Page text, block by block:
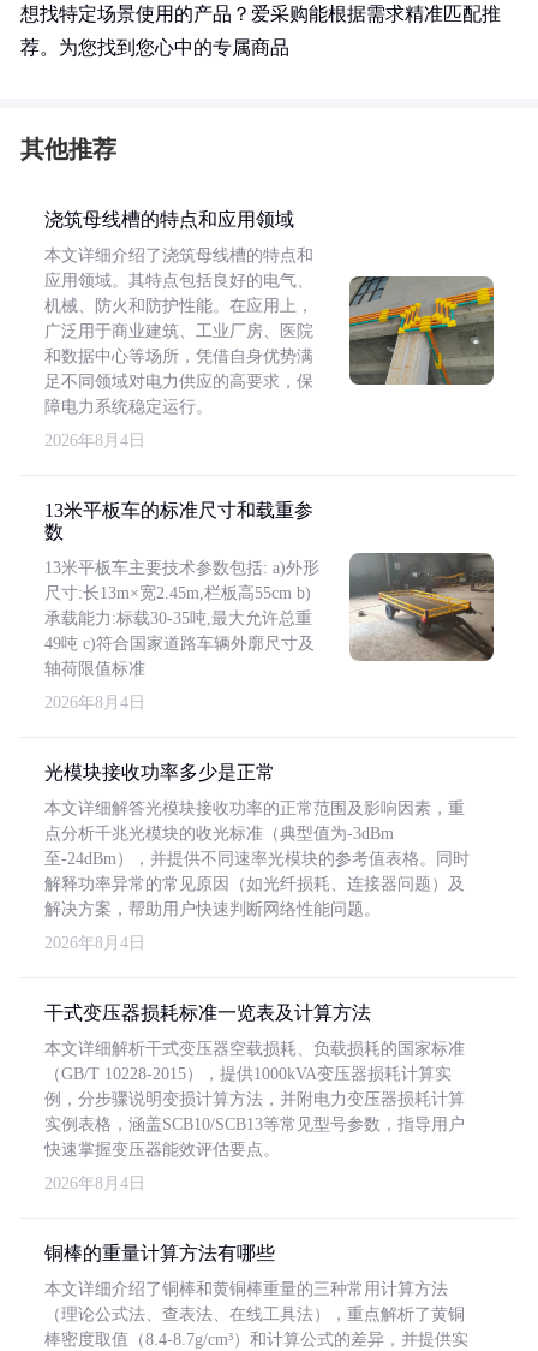
想找特定场景使用的产品？爱采购能根据需求精准匹配推
荐。为您找到您心中的专属商品
其他推荐
浇筑母线槽的特点和应用领域
本文详细介绍了浇筑母线槽的特点和
应用领域。其特点包括良好的电气、
机械、防火和防护性能。在应用上，
广泛用于商业建筑、工业厂房、医院
和数据中心等场所，凭借自身优势满
足不同领域对电力供应的高要求，保
障电力系统稳定运行。
2026年8月4日
13米平板车的标准尺寸和载重参
数
13米平板车主要技术参数包括: a)外形
尺寸:长13m×宽2.45m,栏板高55cm b)
承载能力:标载30-35吨,最大允许总重
49吨 c)符合国家道路车辆外廓尺寸及
轴荷限值标准
2026年8月4日
光模块接收功率多少是正常
本文详细解答光模块接收功率的正常范围及影响因素，重
点分析千兆光模块的收光标准（典型值为-3dBm
至-24dBm），并提供不同速率光模块的参考值表格。同时
解释功率异常的常见原因（如光纤损耗、连接器问题）及
解决方案，帮助用户快速判断网络性能问题。
2026年8月4日
干式变压器损耗标准一览表及计算方法
本文详细解析干式变压器空载损耗、负载损耗的国家标准
（GB/T 10228-2015），提供1000kVA变压器损耗计算实
例，分步骤说明变损计算方法，并附电力变压器损耗计算
实例表格，涵盖SCB10/SCB13等常见型号参数，指导用户
快速掌握变压器能效评估要点。
2026年8月4日
铜棒的重量计算方法有哪些
本文详细介绍了铜棒和黄铜棒重量的三种常用计算方法
（理论公式法、查表法、在线工具法），重点解析了黄铜
棒密度取值（8.4-8.7g/cm³）和计算公式的差异，并提供实